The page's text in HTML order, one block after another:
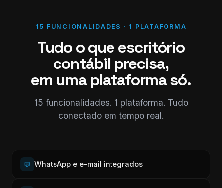
15 FUNCIONALIDADES · 1 PLATAFORMA
Tudo o que escritório
contábil precisa,
em uma plataforma só.
15 funcionalidades. 1 plataforma. Tudo
conectado em tempo real.
💬 WhatsApp e e-mail integrados